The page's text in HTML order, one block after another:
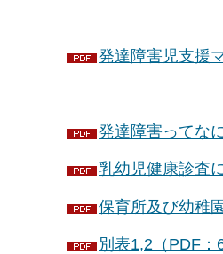
発達障害児支援
発達障害ってな
乳幼児健康診査
保育所及び幼稚
別表1,2（PDF：